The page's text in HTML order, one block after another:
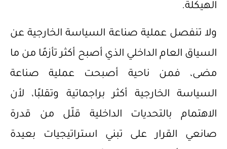
الهيكلة.
ولا تنفصل عملية صناعة السياسة الخارجية عن
السياق العام الداخلي الذي أصبح أكثر تأزمًا من ما
مضى، فمن ناحية أصبحت عملية صناعة
السياسة الخارجية أكثر براجماتية وتقلبًا، لأن
الاهتمام بالتحديات الداخلية قلّل من قدرة
صانعي القرار على تبني استراتيجيات بعيدة